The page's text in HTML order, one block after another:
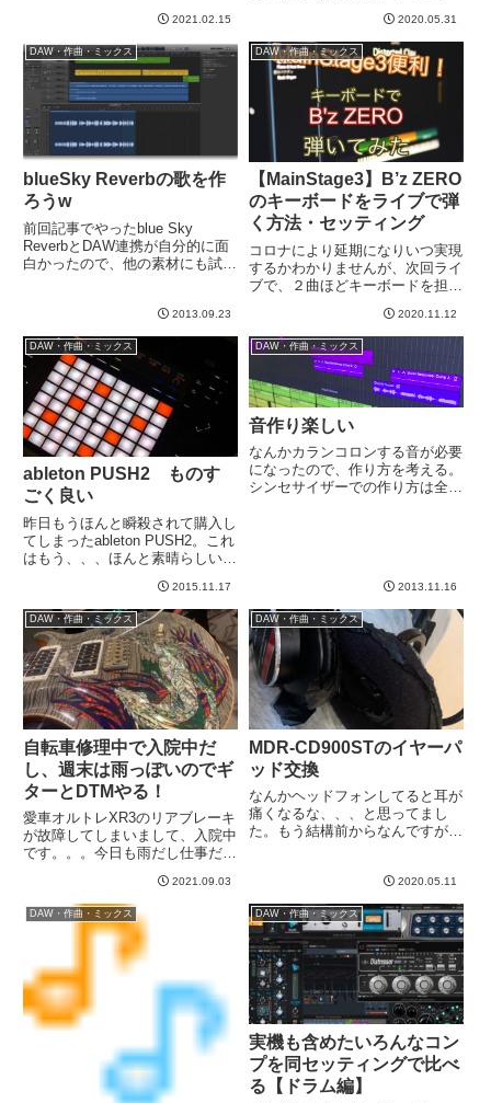
せんでした。たまに人からリンク
もってるけど、...
2021.02.15
か、、、と思って開いたらこんな
のが。「デモプロジェクト」とい
うタブがありますね。今までもあ
ったのかなあ？気づかな...
2020.05.31
DAW・作曲・ミックス
blueSky Reverbの歌を作
ろうw
前回記事でやったblue Sky
ReverbとDAW連携が自分的に面
白かったので、他の素材にも試し
ドを使って、blueSky Reverbの
歌を作ってみよう！と起きたら思
った。名...
2013.09.23
DAW・作曲・ミックス
【MainStage3】B’z ZERO
のキーボードをライブで弾
く方法・セッティング
コロナにより延期になりいつ実現
するかわかりませんが、次回ライ
ブで、２曲ほどキーボードを担当
バクダン。ZEROはキーボードの
出番がたくさんありますね＾＾イ
ントロのあの有名なリフから、A
メロのクラビネット、サビ...
2020.11.12
DAW・作曲・ミックス
ableton PUSH2 ものす
ごく良い
昨日もうほんと瞬殺されて購入し
てしまったableton PUSH2。これ
はもう、、、ほんと素晴らしい。
た。今日はかなり眠いです
wableton LIVEというDAWの専用
コントローラーなのですが、もう
あらゆるフ...
2015.11.17
DAW・作曲・ミックス
音作り楽しい
なんかカランコロンする音が必要
になったので、作り方を考える。
シンセサイザーでの作り方は全く
2013.11.16
DAW・作曲・ミックス
自転車修理中で入院中だ
し、週末は雨っぽいのでギ
ターとDTMやる！
愛車オルトレXR3のリアブレーキ
が故障してしまいまして、入院中
です。。。今日も雨だし仕事だし
というだけでなんか寂しい。。。
明日から週末ですがどうも雨のよ
うですね。多分バイクには乗れな
い。。。不幸中の幸いか。でも...
2021.09.03
DAW・作曲・ミックス
MDR-CD900STのイヤーパ
ッド交換
なんかヘッドフォンしてると耳が
痛くなるな、、、と思ってまし
た。もう結構前からなんですが。
のスピーカーユニットが耳に当た
りそうになってます。。。こりゃ
あ耳が痛くなるはずだよ。。。た
し...
2020.05.11
DAW・作曲・ミックス DAW・作曲・ミックス
実機も含めたいろんなコン
プを同セッティングで比べ
る【ドラム編】